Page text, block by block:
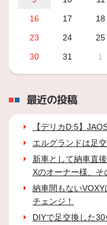
16
17 18
23
24 25
30
31 1
最近の投稿
【デリカD:5】
エルグランドは足
新車として納車直
Xのオーナー様、そ
納車間もない
チェンジ！
DIYで足交換した